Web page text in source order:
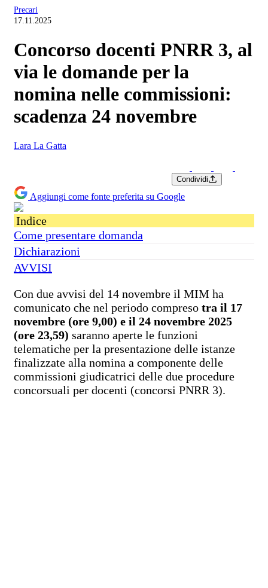
Precari
17.11.2025
Concorso docenti PNRR 3, al
via le domande per la
nomina nelle commissioni:
scadenza 24 novembre
Lara La Gatta
Condividi
Aggiungi come fonte preferita su Google
Indice
Come presentare domanda
Dichiarazioni
AVVISI
Con due avvisi del 14 novembre il MIM ha
comunicato che nel periodo compreso tra il 17
novembre (ore 9,00) e il 24 novembre 2025
(ore 23,59) saranno aperte le funzioni
telematiche per la presentazione delle istanze
finalizzate alla nomina a componente delle
commissioni giudicatrici delle due procedure
concorsuali per docenti (concorsi PNRR 3).